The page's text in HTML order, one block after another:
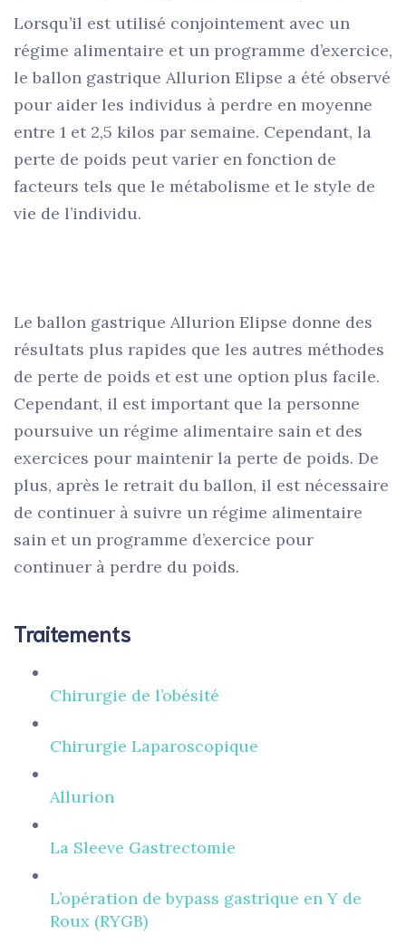
Lorsqu’il est utilisé conjointement avec un
régime alimentaire et un programme d’exercice,
le ballon gastrique Allurion Elipse a été observé
pour aider les individus à perdre en moyenne
entre 1 et 2,5 kilos par semaine. Cependant, la
perte de poids peut varier en fonction de
facteurs tels que le métabolisme et le style de
vie de l’individu.
Le ballon gastrique Allurion Elipse donne des
résultats plus rapides que les autres méthodes
de perte de poids et est une option plus facile.
Cependant, il est important que la personne
poursuive un régime alimentaire sain et des
exercices pour maintenir la perte de poids. De
plus, après le retrait du ballon, il est nécessaire
de continuer à suivre un régime alimentaire
sain et un programme d’exercice pour
continuer à perdre du poids.
Traitements​
Chirurgie de l’obésité
Chirurgie Laparoscopique
Allurion
La Sleeve Gastrectomie
L’opération de bypass gastrique en Y de
Roux (RYGB)